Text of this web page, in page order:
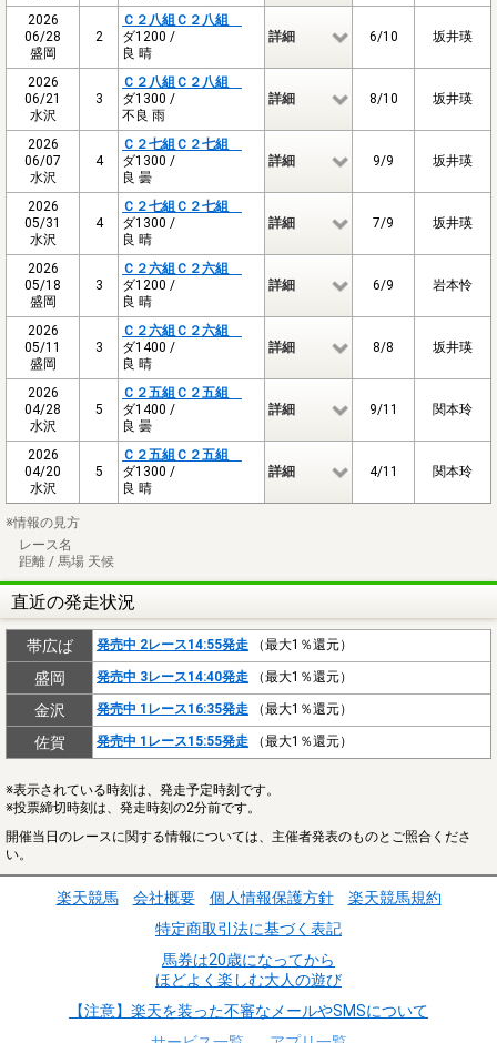
2026
06/28
盛岡
2
Ｃ２八組Ｃ２八組
ダ1200 /
良 晴
詳細 6/10 坂井瑛
2026
06/21
水沢
3
Ｃ２八組Ｃ２八組
ダ1300 /
不良 雨
詳細 8/10 坂井瑛
2026
06/07
水沢
4
Ｃ２七組Ｃ２七組
ダ1300 /
良 曇
詳細 9/9 坂井瑛
2026
05/31
水沢
4
Ｃ２七組Ｃ２七組
ダ1300 /
良 晴
詳細 7/9 坂井瑛
2026
05/18
盛岡
3
Ｃ２六組Ｃ２六組
ダ1200 /
良 晴
詳細 6/9 岩本怜
2026
05/11
盛岡
3
Ｃ２六組Ｃ２六組
ダ1400 /
良 晴
詳細 8/8 坂井瑛
2026
04/28
水沢
5
Ｃ２五組Ｃ２五組
ダ1400 /
良 曇
詳細 9/11 関本玲
2026
04/20
水沢
5
Ｃ２五組Ｃ２五組
ダ1300 /
良 晴
詳細 4/11 関本玲
※情報の見方
レース名
距離 / 馬場 天候
直近の発走状況
帯広ば 発売中 2レース14:55発走 （最大1％還元）
盛岡 発売中 3レース14:40発走 （最大1％還元）
金沢 発売中 1レース16:35発走 （最大1％還元）
佐賀 発売中 1レース15:55発走 （最大1％還元）
※表示されている時刻は、発走予定時刻です。
※投票締切時刻は、発走時刻の2分前です。
開催当日のレースに関する情報については、主催者発表のものとご照合くださ
い。
楽天競馬 会社概要 個人情報保護方針
楽天競馬規約
特定商取引法に基づく表記
馬券は20歳になってから
ほどよく楽しむ大人の遊び
【注意】楽天を装った不審なメールやSMSについて